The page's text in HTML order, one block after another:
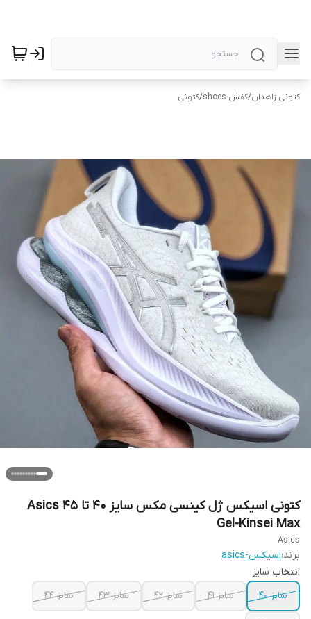
کتونی زاهدان/کفش-shoes /کتونی
کتونی اسیکس ژل کینسی مکس سایز ۴۰ تا ۴۵ Asics
Gel-Kinsei Max
Asics
برند:اسیکس-asics
انتخاب سایز
سایز ۴۰
سایز ۴۱ سایز ۴۲ سایز ۴۳ سایز ۴۴